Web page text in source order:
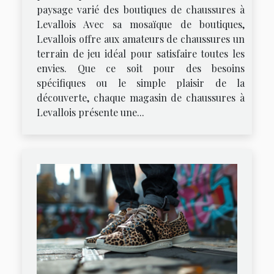
paysage varié des boutiques de chaussures à
Levallois Avec sa mosaïque de boutiques,
Levallois offre aux amateurs de chaussures un
terrain de jeu idéal pour satisfaire toutes les
envies. Que ce soit pour des besoins
spécifiques ou le simple plaisir de la
découverte, chaque magasin de chaussures à
Levallois présente une...